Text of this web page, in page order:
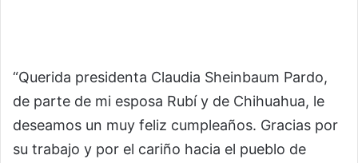
“Querida presidenta Claudia Sheinbaum Pardo,
de parte de mi esposa Rubí y de Chihuahua, le
deseamos un muy feliz cumpleaños. Gracias por
su trabajo y por el cariño hacia el pueblo de